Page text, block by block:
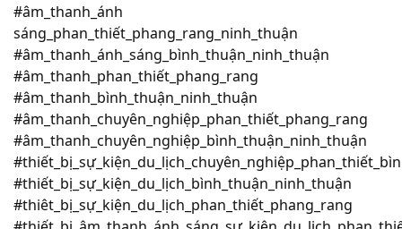
#âm_thanh_ánh
sáng_phan_thiết_phang_rang_ninh_thuận
#âm_thanh_ánh_sáng_bình_thuận_ninh_thuận
#âm_thanh_phan_thiết_phang_rang
#âm_thanh_bình_thuận_ninh_thuận
#âm_thanh_chuyên_nghiệp_phan_thiết_phang_rang
#âm_thanh_chuyên_nghiệp_bình_thuận_ninh_thuận
#thiết_bị_sự_kiện_du_lịch_bình_thuận_ninh_thuận
#thiêt_bị_sự_kiện_du_lịch_phan_thiết_phang_rang